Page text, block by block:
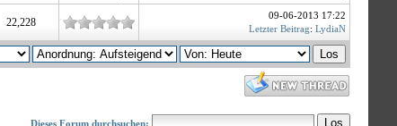
22,228
09-06-2013 17:22
Letzter Beitrag: LydiaN
Dieses Forum durchsuchen: